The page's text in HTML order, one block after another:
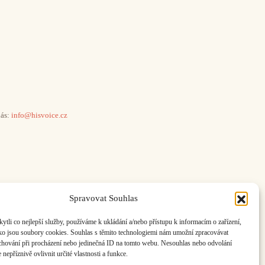
Spravovat Souhlas
co nejlepší služby, používáme k ukládání a/nebo přístupu k informacím o zařízení,
jsou soubory cookies. Souhlas s těmito technologiemi nám umožní zpracovávat
při procházení nebo jedinečná ID na tomto webu. Nesouhlas nebo odvolání
nepříznivě ovlivnit určité vlastnosti a funkce.
info@hisvoice.cz